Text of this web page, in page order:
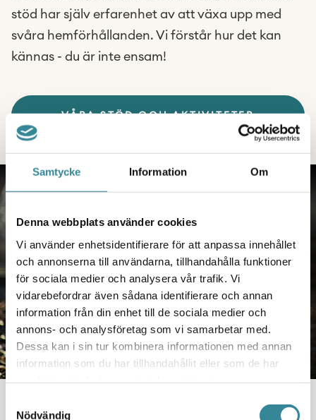
Samtycke Information Om
Denna webbplats använder cookies
Vi använder enhetsidentifierare för att anpassa innehållet
och annonserna till användarna, tillhandahålla funktioner
för sociala medier och analysera vår trafik. Vi
vidarebefordrar även sådana identifierare och annan
information från din enhet till de sociala medier och
annons- och analysföretag som vi samarbetar med.
Dessa kan i sin tur kombinera informationen med annan
information som du har tillhandahållit eller som de har
Nödvändig
stöd har själv erfarenhet av att växa upp med
svåra hemförhållanden. Vi förstår hur det kan
kännas - du är inte ensam!
VÅRA STÖD OCH AKTIVITETER
BERÄTTELSER
Du behöver inte bära allt själv